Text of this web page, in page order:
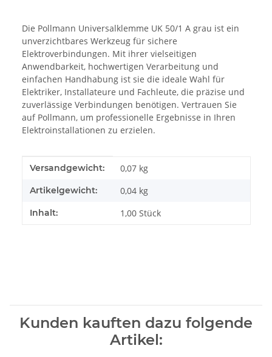
Die Pollmann Universalklemme UK 50/1 A grau ist ein
unverzichtbares Werkzeug für sichere
Elektroverbindungen. Mit ihrer vielseitigen
Anwendbarkeit, hochwertigen Verarbeitung und
einfachen Handhabung ist sie die ideale Wahl für
Elektriker, Installateure und Fachleute, die präzise und
zuverlässige Verbindungen benötigen. Vertrauen Sie
auf Pollmann, um professionelle Ergebnisse in Ihren
Elektroinstallationen zu erzielen.
Produkteigenschaft
Wert
Versandgewicht: 0,07 kg
Artikelgewicht: 0,04 kg
Inhalt: 1,00 Stück
Kunden kauften dazu folgende
Artikel: